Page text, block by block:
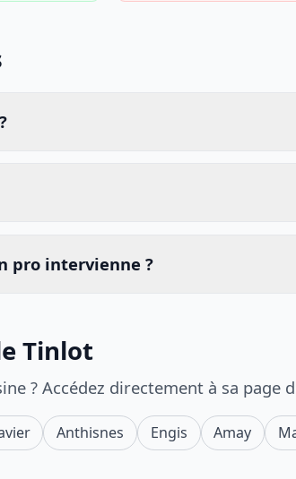
pro intervienne ?
Tinlot
? Accédez directement à sa page
Anthisnes Engis Amay